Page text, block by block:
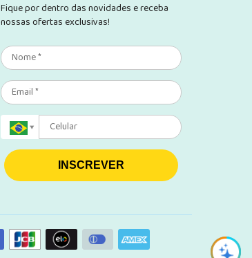
Fique por dentro das novidades e receba
nossas ofertas exclusivas!
INSCREVER